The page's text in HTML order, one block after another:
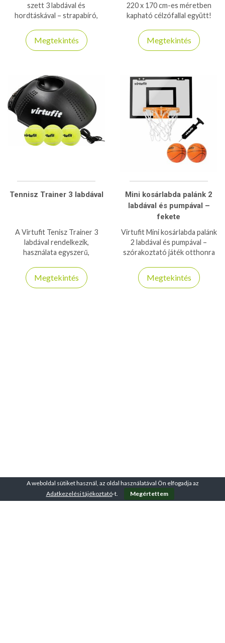
szett 3 labdával és
hordtáskával – strapabíró,
beltéren egyaránt.
Megtekintés
220 x 170 cm-es méretben
kapható célzófallal együtt!
Megtekintés
Tennisz Trainer 3 labdával
A Virtufit Tenisz Trainer 3
labdával rendelkezik,
használata egyszerű,
adogató és fogadó
technikánkat, reakciónkat!
Megtekintés
Mini kosárlabda palánk 2
labdával és pumpával –
fekete
Virtufit Mini kosárlabda palánk
2 labdával és pumpával –
szórakoztató játék otthonra
felszerelhető és tartós
kialakítás.
Megtekintés
A weboldal sütiket használ, az oldal használatával Ön elfogadja az
Adatkezelési tájékoztató-t. Megértettem